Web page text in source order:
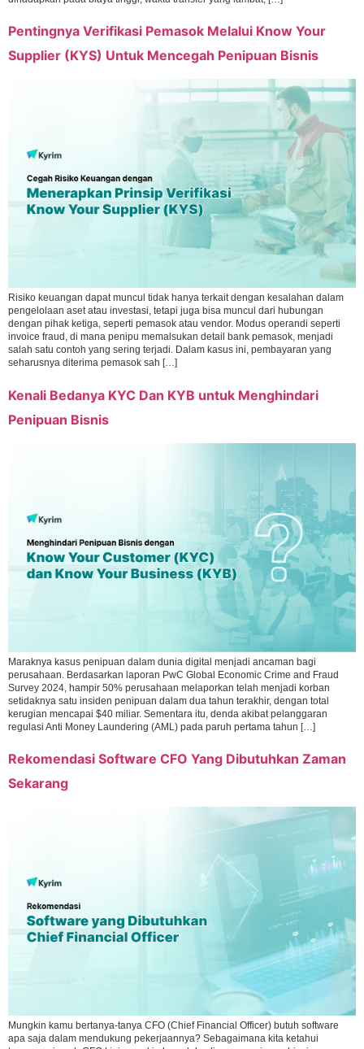
Pentingnya Verifikasi Pemasok Melalui Know Your
Supplier (KYS) Untuk Mencegah Penipuan Bisnis
Risiko keuangan dapat muncul tidak hanya terkait dengan kesalahan dalam
pengelolaan aset atau investasi, tetapi juga bisa muncul dari hubungan
dengan pihak ketiga, seperti pemasok atau vendor. Modus operandi seperti
invoice fraud, di mana penipu memalsukan detail bank pemasok, menjadi
salah satu contoh yang sering terjadi. Dalam kasus ini, pembayaran yang
seharusnya diterima pemasok sah […]
Kenali Bedanya KYC Dan KYB untuk Menghindari
Penipuan Bisnis
Maraknya kasus penipuan dalam dunia digital menjadi ancaman bagi
perusahaan. Berdasarkan laporan PwC Global Economic Crime and Fraud
Survey 2024, hampir 50% perusahaan melaporkan telah menjadi korban
setidaknya satu insiden penipuan dalam dua tahun terakhir, dengan total
kerugian mencapai $40 miliar. Sementara itu, denda akibat pelanggaran
regulasi Anti Money Laundering (AML) pada paruh pertama tahun […]
Rekomendasi Software CFO Yang Dibutuhkan Zaman
Sekarang
Mungkin kamu bertanya-tanya CFO (Chief Financial Officer) butuh software
apa saja dalam mendukung pekerjaannya? Sebagaimana kita ketahui